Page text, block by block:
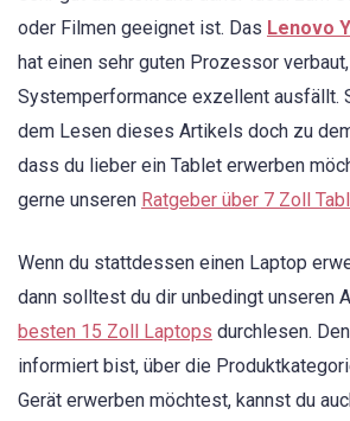
oder Filmen geeignet ist. Das Lenovo
hat einen sehr guten Prozessor
Systemperformance exzellent ausfällt.
dem Lesen dieses Artikels doch zu
dass du lieber ein Tablet erwerben
gerne unseren Ratgeber über 7 Zoll
Wenn du stattdessen einen Laptop
dann solltest du dir unbedingt unseren
besten 15 Zoll Laptops durchlesen.
informiert bist, über die
Gerät erwerben möchtest, kannst du